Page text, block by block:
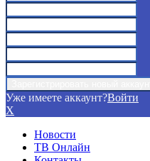
Уже имеете аккаунт?Войти
X
Новости
ТВ Онлайн